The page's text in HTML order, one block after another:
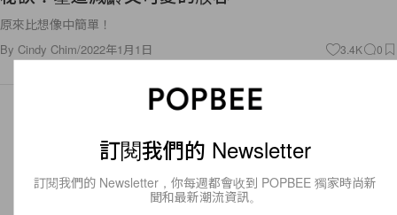
原來比想像中簡單！
By Cindy Chim/2022年1月1日 3.4K 0
訂閱我們的 Newsletter
訂閱我們的 Newsletter，你每週都會收到 POPBEE 獨家時尚新
聞和最新潮流資訊。